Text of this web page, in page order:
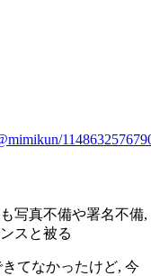
写真不備や署名不備,
スと被る
てなかったけど, 今